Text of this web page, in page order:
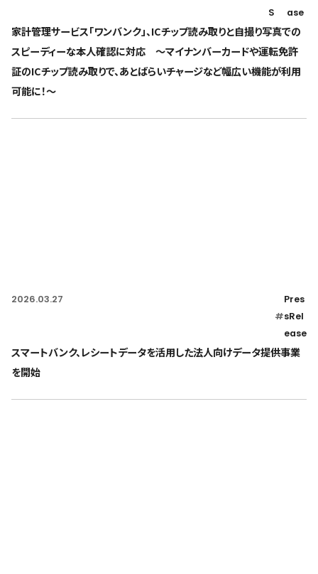
S
ase
家計管理サービス「ワンバンク」、ICチップ読み取りと自撮り写真での
スピーディーな本人確認に対応 〜マイナンバーカードや運転免許
証のICチップ読み取りで、あとばらいチャージなど幅広い機能が利用
可能に！〜
2026.03.27
#
Pres
sRel
ease
スマートバンク、レシートデータを活用した法人向けデータ提供事業
を開始